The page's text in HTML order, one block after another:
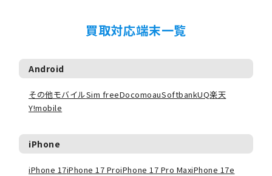
買取対応端末一覧
Android
その他モバイルSim freeDocomoauSoftbankUQ楽天
Y!mobile
iPhone
iPhone 17iPhone 17 ProiPhone 17 Pro MaxiPhone 17e